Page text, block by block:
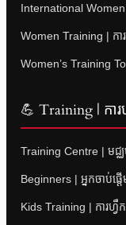
International Women
Women Training | កា
Women’s Training
💪 Training | កា
Training Centre | មជ្
Beginners | អ្នកចាប់ផ្តើ
Kids Training | ការហ្វឹ